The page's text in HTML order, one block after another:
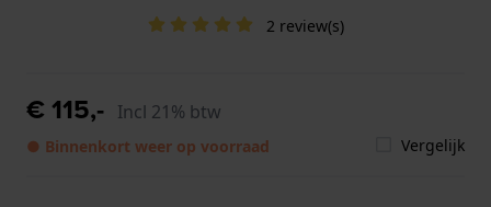
2 review(s)
€ 115,- Incl 21% btw
● Binnenkort weer op voorraad Vergelijk